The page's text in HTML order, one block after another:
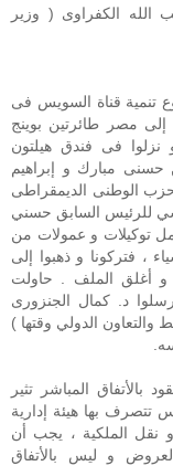
حسب الله الكفراوى ( وزير
قناة السويس فى
إلى مصر طائرتين بوينج
و نزلوا فى فندق هيلتون
حسنى مبارك و إبراهيم
الوطنى الديمقراطى
للرئيس السابق حسني
توكيلات و عمولات من
، فتركونا و ذهبوا إلى
و أغلق الملف . حاولت
د. كمال الجنزورى
الدولي وقتها )
بالأتفاق المباشر تثير
تتصرف بها هيئة إدارية
نقل الملكية ، يجب أن
و ليس بالأتفاق